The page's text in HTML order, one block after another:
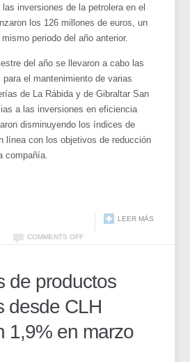
inversiones de la petrolera en el
los 126 millones de euros, un
periodo del año anterior.
del año se llevaron a cabo las
para el mantenimiento de varias
de La Rábida y de Gibraltar San
a las inversiones en eficiencia
disminuyendo los índices de
línea con los objetivos de reducción
compañía.
LEER MÁS
COMMENTS OFF
de productos
desde CLH
1,9% en marzo